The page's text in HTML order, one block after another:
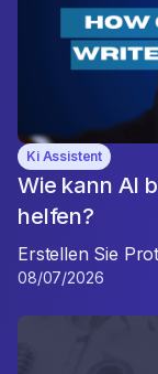
Ki Assistent
Wie kann AI
helfen?
Erstellen Sie
08/07/2026